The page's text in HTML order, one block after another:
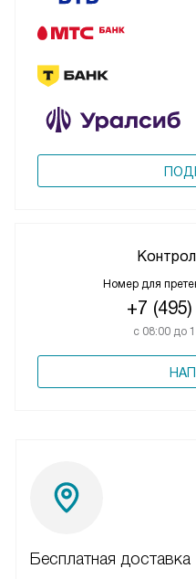
Номер для
+7
с 08:00 до
Бесплатная доставка